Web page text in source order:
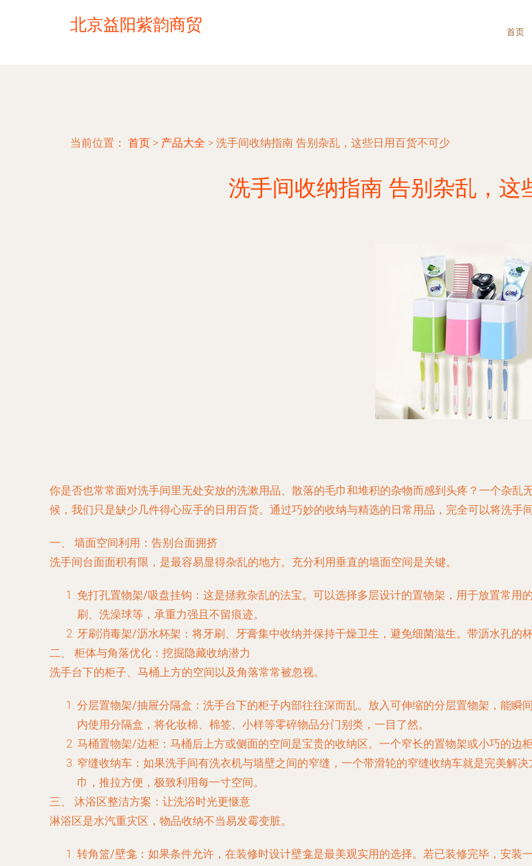
北京益阳紫韵商贸 首页
当前位置： 首页 > 产品大全 > 洗手间收纳指南 告别杂乱，这些日用百货不可少
洗手间收纳指南 告别杂乱，这
你是否也常常面对洗手间里无处安放的洗漱用品、散落的毛巾和堆积的杂物而感到头疼？一个杂
候，我们只是缺少几件得心应手的日用百货。通过巧妙的收纳与精选的日常用品，完全可以将洗手
一、 墙面空间利用：告别台面拥挤
洗手间台面面积有限，是最容易显得杂乱的地方。充分利用垂直的墙面空间是关键。
免打孔置物架/吸盘挂钩 ：这是拯救杂乱的法宝。可以选择多层设计的置物架，用于放置常
刷、洗澡球等，承重力强且不留痕迹。
牙刷消毒架/沥水杯架 ：将牙刷、牙膏集中收纳并保持干燥卫生，避免细菌滋生。带沥水孔的
二、 柜体与角落优化：挖掘隐藏收纳潜力
洗手台下的柜子、马桶上方的空间以及角落常常被忽视。
分层置物架/抽屉分隔盒 ：洗手台下的柜子内部往往深而乱。放入可伸缩的分层置物架，能
内使用分隔盒，将化妆棉、棉签、小样等零碎物品分门别类，一目了然。
马桶置物架/边柜 ：马桶后上方或侧面的空间是宝贵的收纳区。一个窄长的置物架或小巧的
窄缝收纳车 ：如果洗手间有洗衣机与墙壁之间的窄缝，一个带滑轮的窄缝收纳车就是完美解
巾，推拉方便，极致利用每一寸空间。
三、 沐浴区整洁方案：让洗浴时光更惬意
淋浴区是水汽重灾区，物品收纳不当易发霉变脏。
转角篮/壁龛 ：如果条件允许，在装修时设计壁龛是最美观实用的选择。若已装修完毕，安